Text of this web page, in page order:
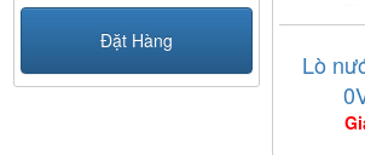
Đặt Hàng
Lò